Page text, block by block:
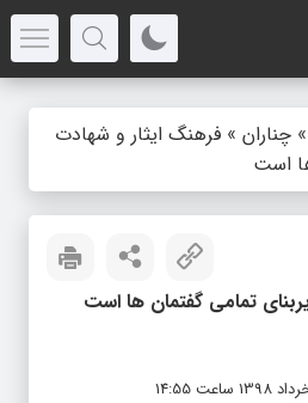
» چناران » فرهنگ ایثار و شهادت
است
تمامی گفتمان ها است